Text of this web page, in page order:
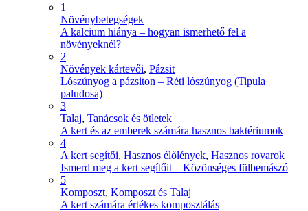
1
Növénybetegségek
A kalcium hiánya – hogyan ismerhető fel a
növényeknél?
2
Növények kártevői, Pázsit
Lószúnyog a pázsiton – Réti lószúnyog (Tipula
paludosa)
3
Talaj, Tanácsok és ötletek
A kert és az emberek számára hasznos baktériumok
4
A kert segítői, Hasznos élőlények, Hasznos rovarok
Ismerd meg a kert segítőit – Közönséges fülbemászó
5
Komposzt, Komposzt és Talaj
A kert számára értékes komposztálás